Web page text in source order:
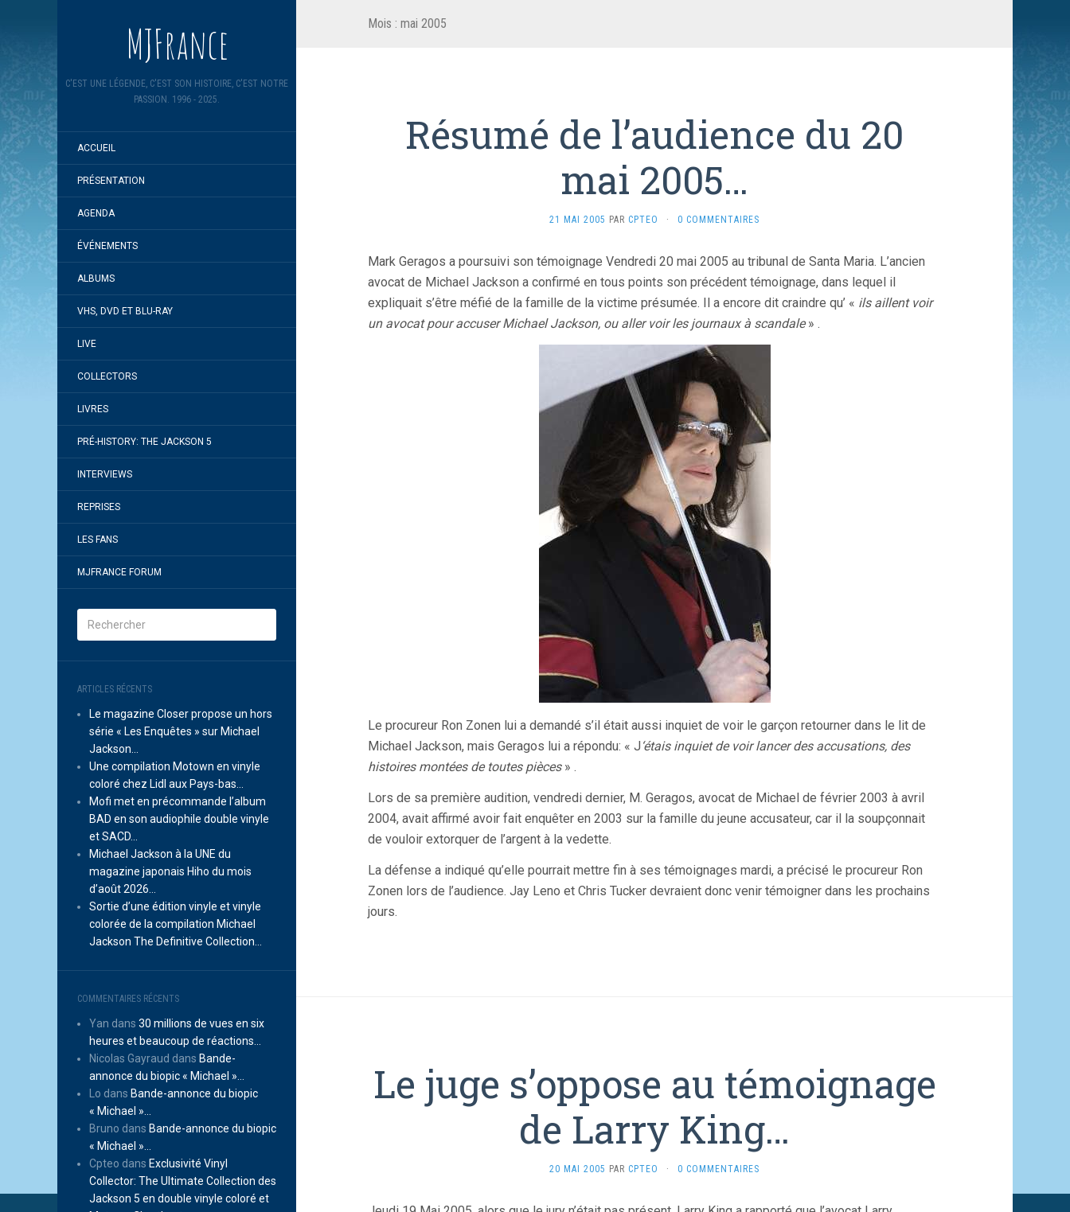
MJFrance
C'EST UNE LÉGENDE, C'EST SON HISTOIRE, C'EST NOTRE
PASSION. 1996 - 2025.
ACCUEIL
PRÉSENTATION
AGENDA
ÉVÉNEMENTS
ALBUMS
VHS, DVD ET BLU-RAY
LIVE
COLLECTORS
LIVRES
PRÉ-HISTORY: THE JACKSON 5
INTERVIEWS
REPRISES
LES FANS
MJFRANCE FORUM
ARTICLES RÉCENTS
Le magazine Closer propose un hors
série « Les Enquêtes » sur Michael
Jackson…
Une compilation Motown en vinyle
coloré chez Lidl aux Pays-bas…
Mofi met en précommande l’album
BAD en son audiophile double vinyle
et SACD…
Michael Jackson à la UNE du
magazine japonais Hiho du mois
d’août 2026…
Sortie d’une édition vinyle et vinyle
colorée de la compilation Michael
Jackson The Definitive Collection…
COMMENTAIRES RÉCENTS
Yan dans 30 millions de vues en six
heures et beaucoup de réactions…
Nicolas Gayraud dans Bande-
annonce du biopic « Michael »…
Lo dans Bande-annonce du biopic
« Michael »…
Bruno dans Bande-annonce du biopic
« Michael »…
Cpteo dans Exclusivité Vinyl
Collector: The Ultimate Collection des
Jackson 5 en double vinyle coloré et
Mois : mai 2005
Résumé de l’audience du 20
mai 2005…
21 MAI 2005 PAR CPTEO · 0 COMMENTAIRES
Mark Geragos a poursuivi son témoignage Vendredi 20 mai 2005 au tribunal de Santa Maria. L’ancien
avocat de Michael Jackson a confirmé en tous points son précédent témoignage, dans lequel il
expliquait s’être méfié de la famille de la victime présumée. Il a encore dit craindre qu’ « ils aillent voir
un avocat pour accuser Michael Jackson, ou aller voir les journaux à scandale» .
Le procureur Ron Zonen lui a demandé s’il était aussi inquiet de voir le garçon retourner dans le lit de
Michael Jackson, mais Geragos lui a répondu: « J ‘étais inquiet de voir lancer des accusations, des
histoires montées de toutes pièces» .
Lors de sa première audition, vendredi dernier, M. Geragos, avocat de Michael de février 2003 à avril
2004, avait affirmé avoir fait enquêter en 2003 sur la famille du jeune accusateur, car il la soupçonnait
de vouloir extorquer de l’argent à la vedette.
La défense a indiqué qu’elle pourrait mettre fin à ses témoignages mardi, a précisé le procureur Ron
Zonen lors de l’audience. Jay Leno et Chris Tucker devraient donc venir témoigner dans les prochains
jours.
Le juge s’oppose au témoignage
de Larry King…
20 MAI 2005 PAR CPTEO · 0 COMMENTAIRES